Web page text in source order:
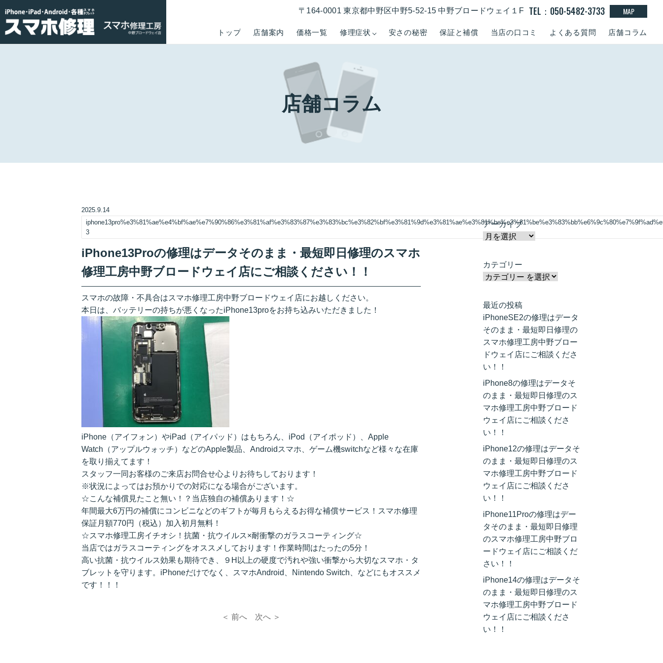
トップ 店舗案内 価格一覧 修理症状 安さの秘密 保証と補償 当店の口コミ よくある質問 店舗コラム
〒164-0001 東京都中野区中野5-52-15 中野ブロードウェイ１F TEL：050-5482-3733 MAP
店舗コラム
2025.9.14
3
iPhone13Proの修理はデータそのまま・最短即日修理のスマホ
修理工房中野ブロードウェイ店にご相談ください！！
スマホの故障・不具合はスマホ修理工房中野ブロードウェイ店にお越しください。
本日は、バッテリーの持ちが悪くなったiPhone13proをお持ち込みいただきました！
iPhone（アイフォン）やiPad（アイパッド）はもちろん、iPod（アイポッド）、Apple
Watch（アップルウォッチ）などのApple製品、Androidスマホ、ゲーム機switchなど様々な在庫
を取り揃えてます！
スタッフ一同お客様のご来店お問合せ心よりお待ちしております！
※状況によってはお預かりでの対応になる場合がございます。
☆こんな補償見たこと無い！？当店独自の補償あります！☆
年間最大6万円の補償にコンビニなどのギフトが毎月もらえるお得な補償サービス！スマホ修理
保証月額770円（税込）加入初月無料！
☆スマホ修理工房イチオシ！抗菌・抗ウイルス×耐衝撃のガラスコーティング☆
当店ではガラスコーティングをオススメしております！作業時間はたったの5分！
高い抗菌・抗ウイルス効果も期待でき、９H以上の硬度で汚れや強い衝撃から大切なスマホ・タ
ブレットを守ります。iPhoneだけでなく、スマホAndroid、Nintendo Switch、などにもオススメ
です！！！
＜ 前へ 次へ ＞
アーカイブ
カテゴリー
最近の投稿
iPhoneSE2の修理はデータ
そのまま・最短即日修理の
スマホ修理工房中野ブロー
ドウェイ店にご相談くださ
い！！
iPhone8の修理はデータそ
のまま・最短即日修理のス
マホ修理工房中野ブロード
ウェイ店にご相談くださ
い！！
iPhone12の修理はデータそ
のまま・最短即日修理のス
マホ修理工房中野ブロード
ウェイ店にご相談くださ
い！！
iPhone11Proの修理はデー
タそのまま・最短即日修理
のスマホ修理工房中野ブロ
ードウェイ店にご相談くだ
さい！！
iPhone14の修理はデータそ
のまま・最短即日修理のス
マホ修理工房中野ブロード
ウェイ店にご相談くださ
い！！